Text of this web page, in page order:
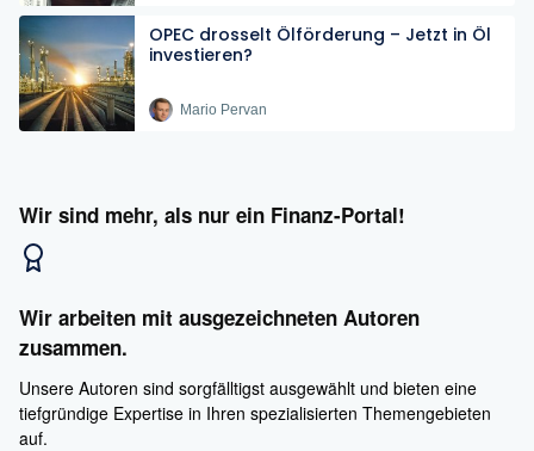
OPEC drosselt Ölförderung – Jetzt in Öl
investieren?
Mario Pervan
Wir sind mehr, als nur ein Finanz-Portal!
Wir arbeiten mit ausgezeichneten Autoren
zusammen.
Unsere Autoren sind sorgfälltigst ausgewählt und bieten eine
tiefgründige Expertise in Ihren spezialisierten Themengebieten
auf.